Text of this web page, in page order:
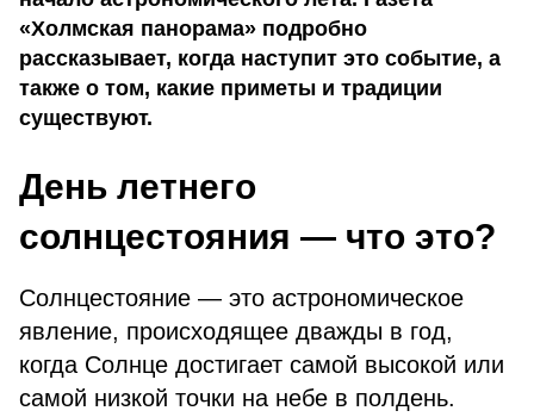
«Холмская панорама» подробно
рассказывает, когда наступит это событие, а
также о том, какие приметы и традиции
существуют.
День летнего
солнцестояния — что это?
Солнцестояние — это астрономическое
явление, происходящее дважды в год,
когда Солнце достигает самой высокой или
самой низкой точки на небе в полдень.